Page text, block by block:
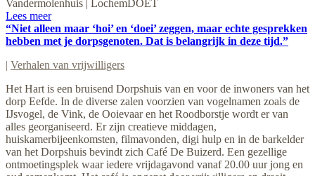
Vandermolenhuis | LochemDOET
Lees meer
“Niet alleen maar ‘hoi’ en ‘doei’ zeggen, maar echte gesprekken
hebben met je dorpsgenoten. Dat is belangrijk in deze tijd.”
| Verhalen van vrijwilligers
Het Hart is een bruisend Dorpshuis van en voor de inwoners van het
dorp Eefde. In de diverse zalen voorzien van vogelnamen zoals de
IJsvogel, de Vink, de Ooievaar en het Roodborstje wordt er van
alles georganiseerd. Er zijn creatieve middagen,
huiskamerbijeenkomsten, filmavonden, digi hulp en in de barkelder
van het Dorpshuis bevindt zich Café De Buizerd. Een gezellige
ontmoetingsplek waar iedere vrijdagavond vanaf 20.00 uur jong en